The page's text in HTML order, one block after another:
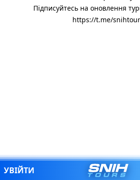
МЕНЮ
УВІЙТИ SNIH.TOURS
Підписуйтесь на оновлення
https://t.me/